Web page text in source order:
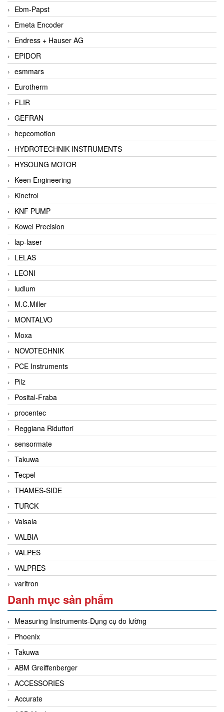
Ebm-Papst
Emeta Encoder
Endress + Hauser AG
EPIDOR
esmmars
Eurotherm
FLIR
GEFRAN
hepcomotion
HYDROTECHNIK INSTRUMENTS
HYSOUNG MOTOR
Keen Engineering
Kinetrol
KNF PUMP
Kowel Precision
lap-laser
LELAS
LEONI
ludlum
M.C.Miller
MONTALVO
Moxa
NOVOTECHNIK
PCE Instruments
Pilz
Posital-Fraba
procentec
Reggiana Riduttori
sensormate
Takuwa
Tecpel
THAMES-SIDE
TURCK
Vaisala
VALBIA
VALPES
VALPRES
varitron
Danh mục sản phẩm
Measuring Instruments-Dụng cụ đo lường
Phoenix
Takuwa
ABM Greiffenberger
ACCESSORIES
Accurate